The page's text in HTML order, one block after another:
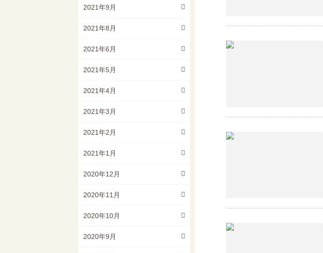
2021年9月
2021年8月
2021年6月
2021年5月
2021年4月
2021年3月
2021年2月
2021年1月
2020年12月
2020年11月
2020年10月
2020年9月